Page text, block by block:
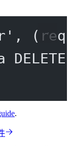
, ( req
.